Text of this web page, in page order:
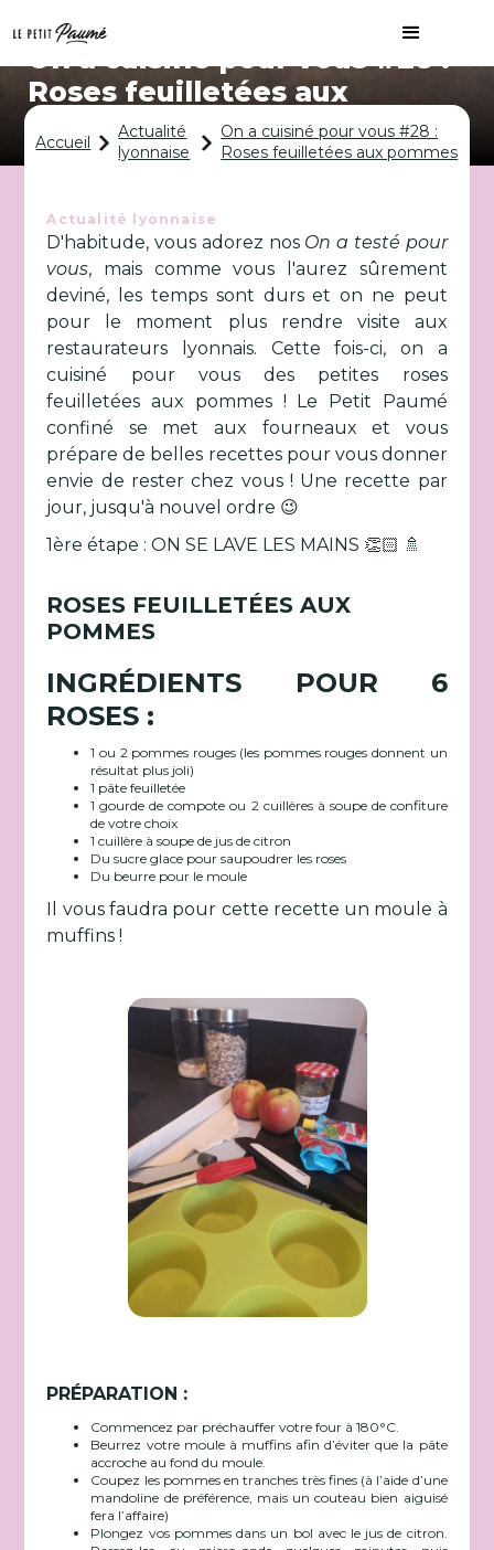
On a cuisiné pour vous #28 :
Roses feuilletées aux
pommes
Accueil
Actualité
lyonnaise
On a cuisiné pour vous #28 :
Roses feuilletées aux pommes
Actualité lyonnaise
D'habitude, vous adorez nos On a testé pour
vous, mais comme vous l'aurez sûrement
deviné, les temps sont durs et on ne peut
pour le moment plus rendre visite aux
restaurateurs lyonnais. Cette fois-ci, on a
cuisiné pour vous des petites roses
feuilletées aux pommes ! Le Petit Paumé
confiné se met aux fourneaux et vous
prépare de belles recettes pour vous donner
envie de rester chez vous ! Une recette par
jour, jusqu'à nouvel ordre 😉
1ère étape : ON SE LAVE LES MAINS 👏🏻 🚿
ROSES FEUILLETÉES AUX
POMMES
INGRÉDIENTS POUR 6
ROSES :
1 ou 2 pommes rouges (les pommes rouges donnent un
résultat plus joli)
1 pâte feuilletée
1 gourde de compote ou 2 cuillères à soupe de confiture
de votre choix
1 cuillère à soupe de jus de citron
Du sucre glace pour saupoudrer les roses
Du beurre pour le moule
Il vous faudra pour cette recette un moule à
muffins !
PRÉPARATION :
Commencez par préchauffer votre four à 180°C.
Beurrez votre moule à muffins afin d’éviter que la pâte
accroche au fond du moule.
Coupez les pommes en tranches très fines (à l’aide d’une
mandoline de préférence, mais un couteau bien aiguisé
fera l’affaire)
Plongez vos pommes dans un bol avec le jus de citron.